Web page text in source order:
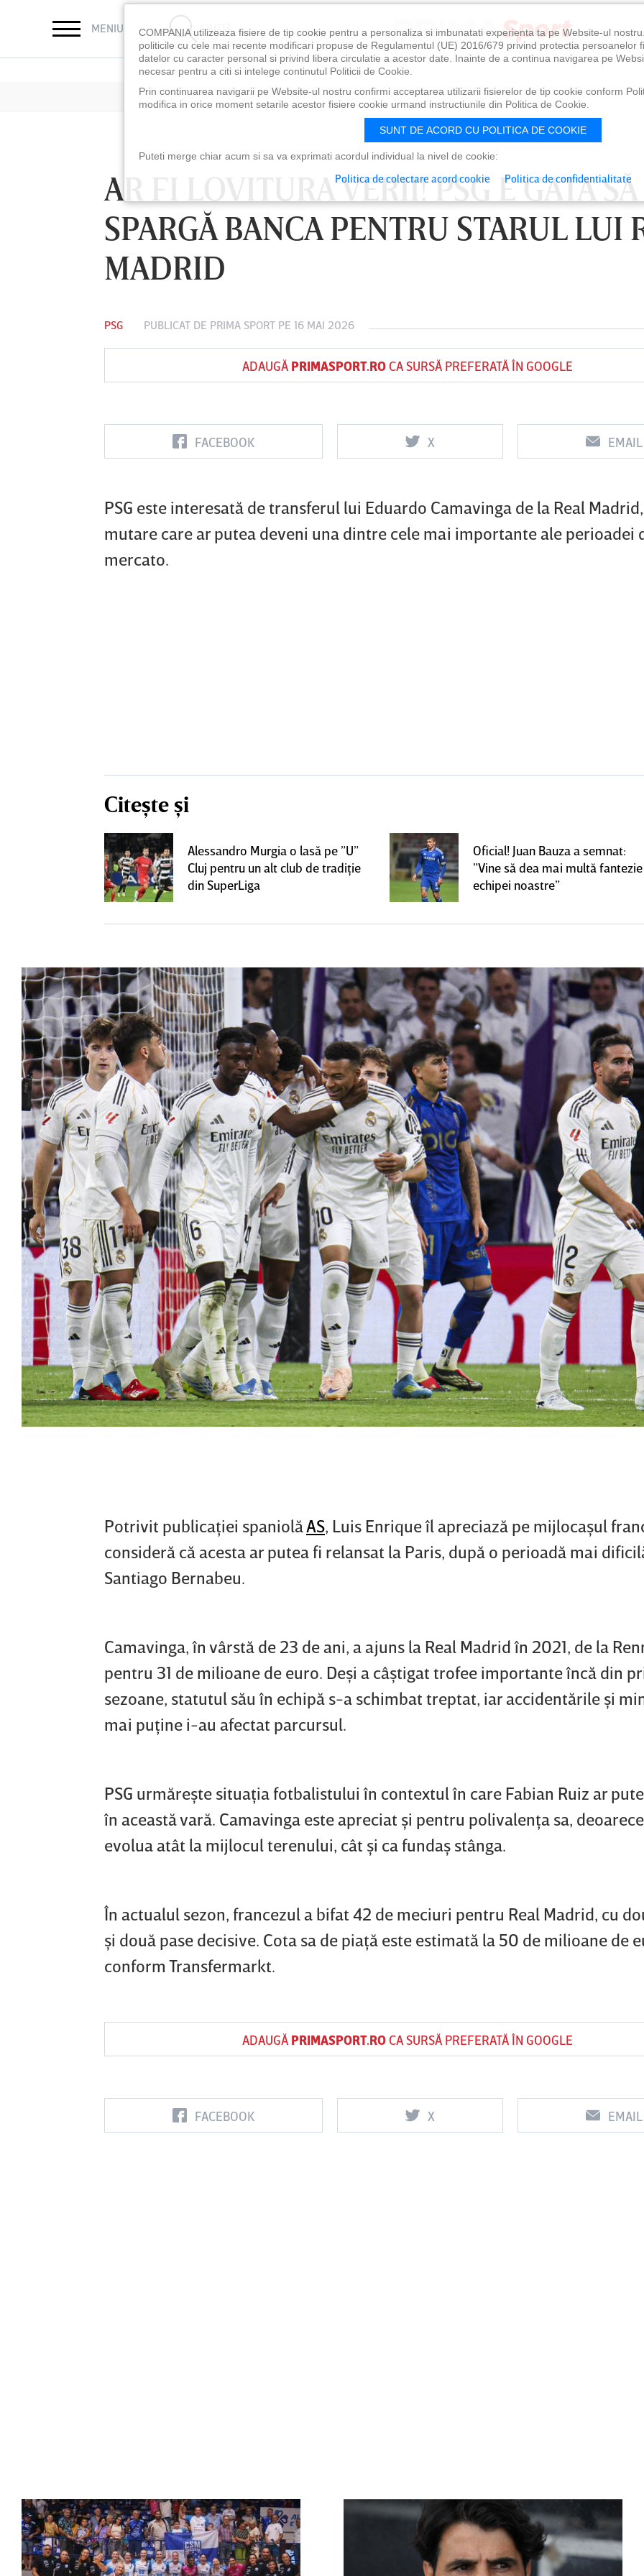
MENIU CAUTĂ
AR FI LOVITURA VERII! PSG E GATA SĂ
SPARGĂ BANCA PENTRU STARUL LUI
MADRID
PSG PUBLICAT DE PRIMA SPORT PE 16 MAI 2026
ADAUGĂ PRIMASPORT.ROCA SURSĂ PREFERATĂ ÎN GOOGLE
FACEBOOK X EMAIL
PSG este interesată de transferul lui Eduardo Camavinga de la Real
mutare care ar putea deveni una dintre cele mai importante ale perioadei
mercato.
Citește și
Alessandro Murgia o lasă pe ”U”
Cluj pentru un alt club de tradiţie
din SuperLiga
Oficial! Juan Bauza a semnat:
”Vine să dea mai multă fantezie
echipei noastre”
Potrivit publicaţiei spaniolăAS, Luis Enrique îl apreciază pe mijlocaşul
consideră că acesta ar putea fi relansat la Paris, după o perioadă mai
Santiago Bernabeu.
Camavinga, în vârstă de 23 de ani, a ajuns la Real Madrid în 2021, de la
pentru 31 de milioane de euro. Deşi a câştigat trofee importante încă din
sezoane, statutul său în echipă s-a schimbat treptat, iar accidentările şi
mai puţine i-au afectat parcursul.
PSG urmăreşte situaţia fotbalistului în contextul în care Fabian Ruiz ar
în această vară. Camavinga este apreciat şi pentru polivalenţa sa,
evolua atât la mijlocul terenului, cât şi ca fundaş stânga.
În actualul sezon, francezul a bifat 42 de meciuri pentru Real Madrid, cu
şi două pase decisive. Cota sa de piaţă este estimată la 50 de milioane de
conform Transfermarkt.
ADAUGĂ PRIMASPORT.ROCA SURSĂ PREFERATĂ ÎN GOOGLE
FACEBOOK X EMAIL
FC Botoşani
Vs
Corvinul
Hunedoara
Sepsi OSK Sf
Vs
FCSB UTA Arad
Vs
Rapid
COMPANIA utilizeaza fisiere de tip cookie pentru a personaliza si imbunatati experienta ta pe Website-ul
politicile cu cele mai recente modificari propuse de Regulamentul (UE) 2016/679 privind protectia persoanelor
datelor cu caracter personal si privind libera circulatie a acestor date. Inainte de a continua navigarea pe
necesar pentru a citi si intelege continutul Politicii de Cookie.
Prin continuarea navigarii pe Website-ul nostru confirmi acceptarea utilizarii fisierelor de tip cookie conform
modifica in orice moment setarile acestor fisiere cookie urmand instructiunile din Politica de Cookie.
SUNT DE ACORD CU POLITICA DE COOKIE
Puteti merge chiar acum si sa va exprimati acordul individual la nivel de cookie:
Politica de colectare acord cookie Politica de confidentialitate